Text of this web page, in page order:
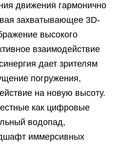
движения гармонично
захватывающее 3D-
высокого
взаимодействие
дает зрителям
погружения,
на новую высоту.
как цифровые
водопад,
иммерсивных